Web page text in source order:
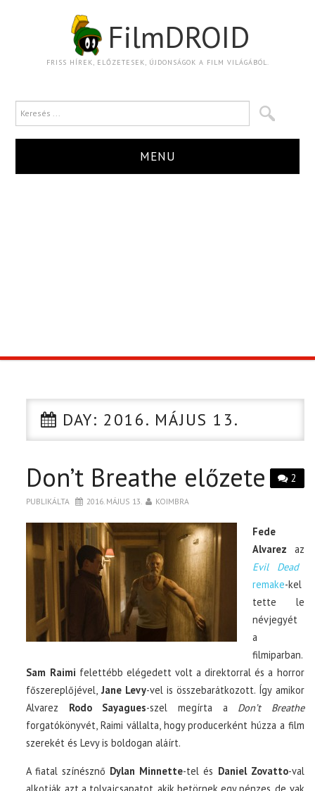
FilmDROID
FRISS HÍREK, ELŐZETESEK, ÚJDONSÁGOK A FILM VILÁGÁBÓL.
MENU
CIKK
PÓLÓ RENDELÉS
DAY: 2016. MÁJUS 13.
2
Don’t Breathe előzete
PUBLIKÁLTA 2016. MÁJUS 13. KOIMBRA
Fede
Alvarez az
Evil Dead
remake-kel
tette le
névjegyét
a
filmiparban.
Sam Raimi felettébb elégedett volt a direktorral és a horror
főszereplőjével, Jane Levy-vel is összebarátkozott. Így amikor
Alvarez Rodo Sayagues-szel megírta a Don’t Breathe
forgatókönyvét, Raimi vállalta, hogy producerként húzza a film
szerekét és Levy is boldogan aláírt.
A fiatal színésznő Dylan Minnette-tel és Daniel Zovatto-val